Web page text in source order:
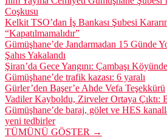
Coşkusu
Kelkit TSO’dan İş Bankası Şubesi
“Kapatılmamalıdır”
Gümüşhane’de Jandarmadan 15 Günde
Şahıs Yakalandı
Şiran’da Gece Yangını: Çambaşı
Gümüşhane’de trafik kazası: 6 yaralı
Gürler’den Başer’e Ahde Vefa Teşekkürü
Vadiler Kayboldu, Zirveler Ortaya Çıktı:
Gümüşhane’de baraj, gölet ve HES
yeni tedbirler
TÜMÜNÜ GÖSTER →